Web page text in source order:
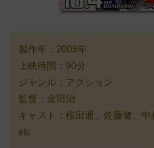
製作年：2008年
上映時間：90分
ジャンル：アクション
監督：金田治
キャスト：桜田通、佐藤健、
etc